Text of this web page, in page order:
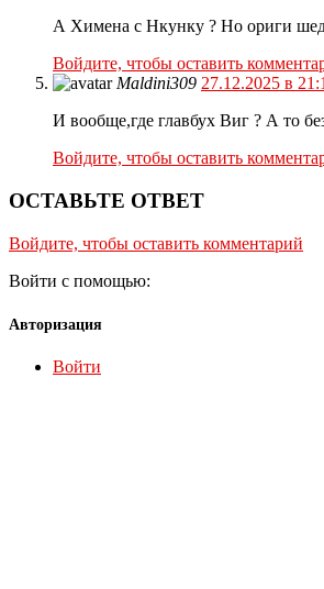
А Химена с Нкунку ? Но ориги
Войдите, чтобы оставить
Maldini309 27.12.2025 в
И вообще,где главбух Виг ? А то
Войдите, чтобы оставить
ОСТАВЬТЕ ОТВЕТ
Войдите, чтобы оставить комментарий
Войти с помощью:
Авторизация
Войти